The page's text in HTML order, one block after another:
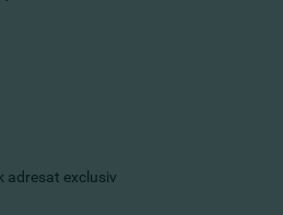
adresat exclusiv